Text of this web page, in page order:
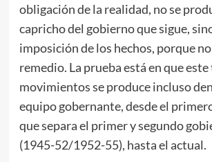
obligación de la realidad, no se
capricho del gobierno que sigue,
imposición de los hechos, porque
remedio. La prueba está en que
movimientos se produce incluso
equipo gobernante, desde el
que separa el primer y segundo
(1945-52/1952-55), hasta el actual.